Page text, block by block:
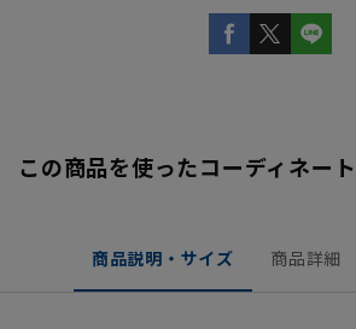
この商品を使ったコーディネート
商品説明・サイズ 商品詳細